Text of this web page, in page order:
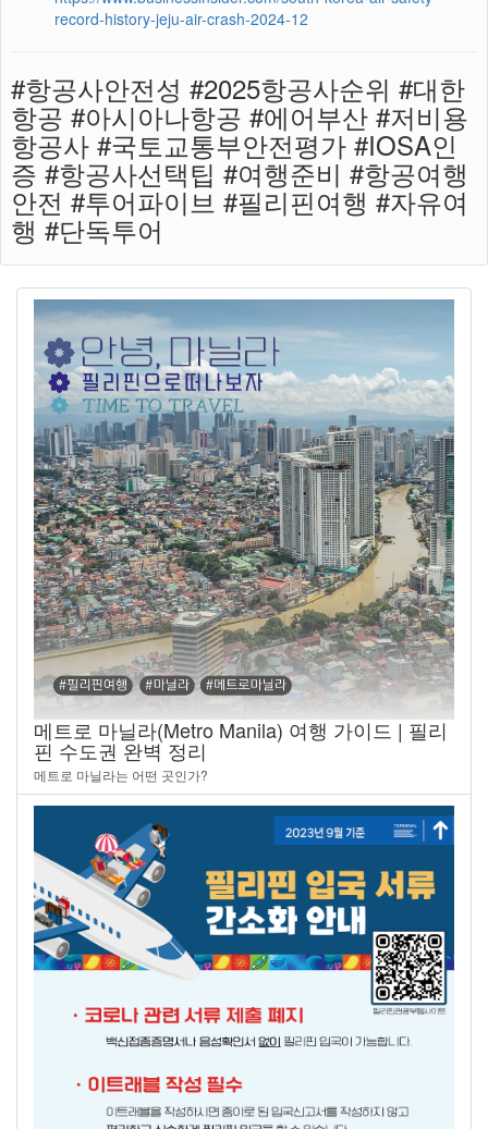
record-history-jeju-air-crash-2024-12
#항공사안전성 #2025항공사순위 #대한
항공 #아시아나항공 #에어부산 #저비용
항공사 #국토교통부안전평가 #IOSA인
증 #항공사선택팁 #여행준비 #항공여행
안전 #투어파이브 #필리핀여행 #자유여
행 #단독투어
메트로 마닐라(Metro Manila) 여행 가이드 | 필리
핀 수도권 완벽 정리
메트로 마닐라는 어떤 곳인가?